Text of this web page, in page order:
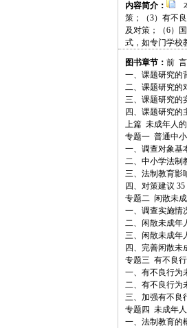
内容简介：
本
策；（3）有不
及对策；（6）
式，如专门学校
图书章节： 前
一、课题研究的
二、课题研究的
三、课题研究的
四、课题研究的
上篇 未成年人
专题一 普通中
一、调查对象基
二、中小学法制
三、法制教育影
四、对策建议 35
专题二 闲散未
一、调查实施情
二、闲散未成年
三、闲散未成年
四、完善闲散未
专题三 有不良
一、有不良行为
二、有不良行为
三、加强有不良
专题四 未成年
一、法制教育的